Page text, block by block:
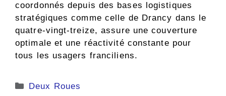
coordonnés depuis des bases logistiques
stratégiques comme celle de Drancy dans le
quatre-vingt-treize, assure une couverture
optimale et une réactivité constante pour
tous les usagers franciliens.
Catégories
Deux Roues